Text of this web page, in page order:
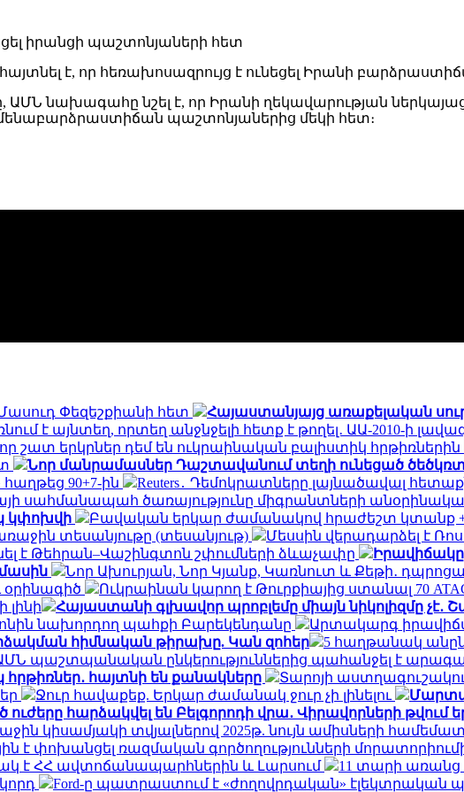
է, որ հեռախոսազրույց է ունեցել Իրանի
ԱՄՆ նախագահը նշել է, որ Իրանի ղեկավարության
պաշտոնյաներից մեկի հետ։
Փեզեշքիանի հետ
Հայաստանյայց առաքելական
է այնտեղ, որտեղ անջնջելի հետք է թողել․ ԱԱ-2010-ի
շատ երկրներ դեմ են ուկրաինական բալիստիկ հրթիռներին
Նոր մանրամասներ Դաշտավանում տեղի ունեցած
90+7-ին
Reuters․ Դեմոկրատները լայնածավալ
սահմանապահ ծառայությունը միգրանտների
կփոխվի
Բավական երկար ժամանակով հրաժեշտ կտանք
տեսանյութը (տեսանյութ)
Մեսսին վերադարձել է
է Թեհրան–Վաշինգտոն շփումների ձևաչափը
Նոր Ախուրյան, Նոր Կյանք, Կառնուտ և Քեթի․
օրինագիծ Ուկրաինան կարող է Թուրքիայից ստանալ 70
լինի
Հայաստանի գլխավոր պրոբլեմը միայն նիկոլիզմը չէ․
նախորդող պահքի Բարեկենդանը
Արտակարգ
հիմնական թիրախը. Կան զոհեր
5 հաղթանակ
պաշտպանական ընկերություններից պահանջել է
հայտնի են քանակները
Տարոյի
Ջուր հավաքեք. Երկար ժամանակ ջուր չի լինելու
ուժերը հարձակվել են Բելգորոդի վրա․ Վիրավորների թվում
կիսամյակի տվյալներով 2025թ. նույն ամիսների համեմատ
է փոխանցել ռազմական գործողությունների
է ՀՀ ավտոճանապարհներին և Լարսում
11 տարի առանց
Ford-ը պատրաստում է «ժողովրդական» էլեկտրական